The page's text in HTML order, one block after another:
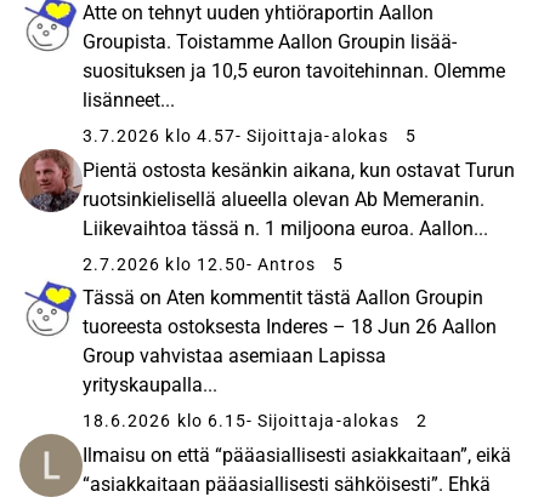
Atte on tehnyt uuden yhtiöraportin Aallon
Groupista. Toistamme Aallon Groupin lisää-
suosituksen ja 10,5 euron tavoitehinnan. Olemme
lisänneet...
3.7.2026 klo 4.57- Sijoittaja-alokas 5
Pientä ostosta kesänkin aikana, kun ostavat Turun
ruotsinkielisellä alueella olevan Ab Memeranin.
Liikevaihtoa tässä n. 1 miljoona euroa. Aallon...
2.7.2026 klo 12.50- Antros 5
Tässä on Aten kommentit tästä Aallon Groupin
tuoreesta ostoksesta Inderes – 18 Jun 26 Aallon
Group vahvistaa asemiaan Lapissa
yrityskaupalla...
18.6.2026 klo 6.15- Sijoittaja-alokas 2
Ilmaisu on että “pääasiallisesti asiakkaitaan”, eikä
“asiakkaitaan pääasiallisesti sähköisesti”. Ehkä